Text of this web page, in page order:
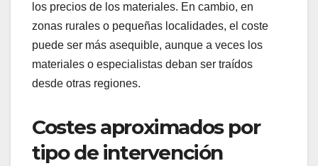
los precios de los materiales. En cambio, en
zonas rurales o pequeñas localidades, el coste
puede ser más asequible, aunque a veces los
materiales o especialistas deban ser traídos
desde otras regiones.
Costes aproximados por
tipo de intervención